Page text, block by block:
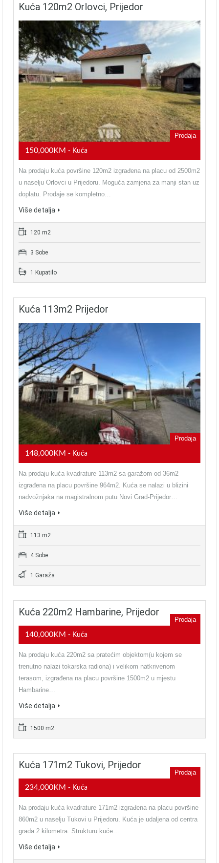
Kuća 120m2 Orlovci, Prijedor
Prodaja
150,000KM - Kuća
Na prodaju kuća površine 120m2 izgrađena na placu od 2500m2
u naselju Orlovci u Prijedoru. Moguća zamjena za manji stan uz
doplatu. Prodaje se kompletno…
Više detalja
120 m2
3 Sobe
1 Kupatilo
Kuća 113m2 Prijedor
Prodaja
148,000KM - Kuća
Na prodaju kuća kvadrature 113m2 sa garažom od 36m2
izgrađena na placu površine 964m2. Kuća se nalazi u blizini
nadvožnjaka na magistralnom putu Novi Grad-Prijedor…
Više detalja
113 m2
4 Sobe
1 Garaža
Kuća 220m2 Hambarine, Prijedor
Prodaja
140,000KM - Kuća
Na prodaju kuća 220m2 sa pratećim objektom(u kojem se
trenutno nalazi tokarska radiona) i velikom natkrivenom
terasom, izgrađena na placu površine 1500m2 u mjestu
Hambarine…
Više detalja
1500 m2
Kuća 171m2 Tukovi, Prijedor
Prodaja
234,000KM - Kuća
Na prodaju kuća kvadrature 171m2 izgrađena na placu površine
860m2 u naselju Tukovi u Prijedoru. Kuća je udaljena od centra
grada 2 kilometra. Strukturu kuće…
Više detalja